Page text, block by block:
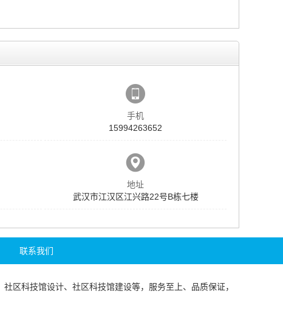
手机
15994263652
地址
武汉市江汉区江兴路22号B栋七楼
联系我们
社区科技馆设计、 社区科技馆建设等，服务至上、品质保证，